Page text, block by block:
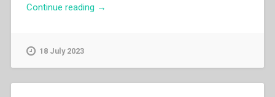
Continue reading “Armando
→
18 July 2023